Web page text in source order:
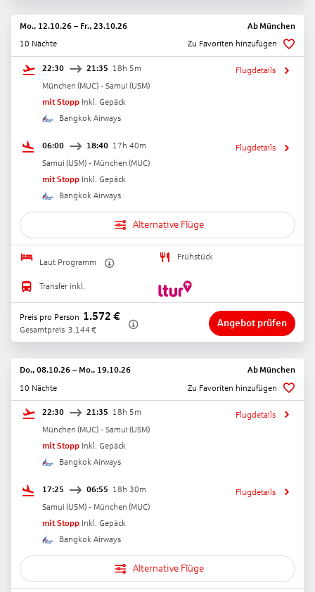
Mo., 12.10.26 – Fr., 23.10.26 Ab München
10 Nächte
Zu Favoriten hinzufügen
22:30 21:35 18h 5m
München (MUC) - Samui (USM)
mit Stopp Inkl. Gepäck
Bangkok Airways
Flugdetails
06:00 18:40 17h 40m
Samui (USM) - München (MUC)
mit Stopp Inkl. Gepäck
Bangkok Airways
Flugdetails
Alternative Flüge
Laut Programm
Frühstück
Transfer inkl.
Preis pro Person 1.572 €
Gesamtpreis 3.144 €
Angebot prüfen
Do., 08.10.26 – Mo., 19.10.26 Ab München
10 Nächte
Zu Favoriten hinzufügen
22:30 21:35 18h 5m
München (MUC) - Samui (USM)
mit Stopp Inkl. Gepäck
Bangkok Airways
Flugdetails
17:25 06:55 18h 30m
Samui (USM) - München (MUC)
mit Stopp Inkl. Gepäck
Bangkok Airways
Flugdetails
Alternative Flüge